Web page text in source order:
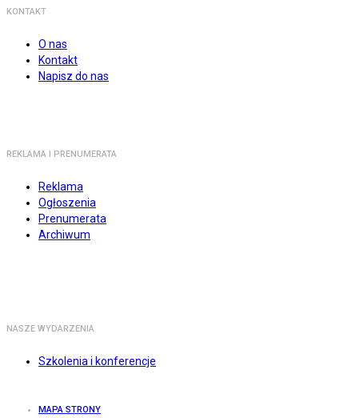
KONTAKT
O nas
Kontakt
Napisz do nas
REKLAMA I PRENUMERATA
Reklama
Ogłoszenia
Prenumerata
Archiwum
NASZE WYDARZENIA
Szkolenia i konferencje
MAPA STRONY